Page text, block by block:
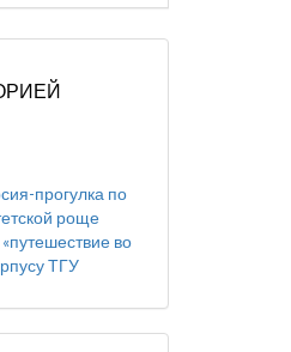
прогулка по
роще
во
ТГУ